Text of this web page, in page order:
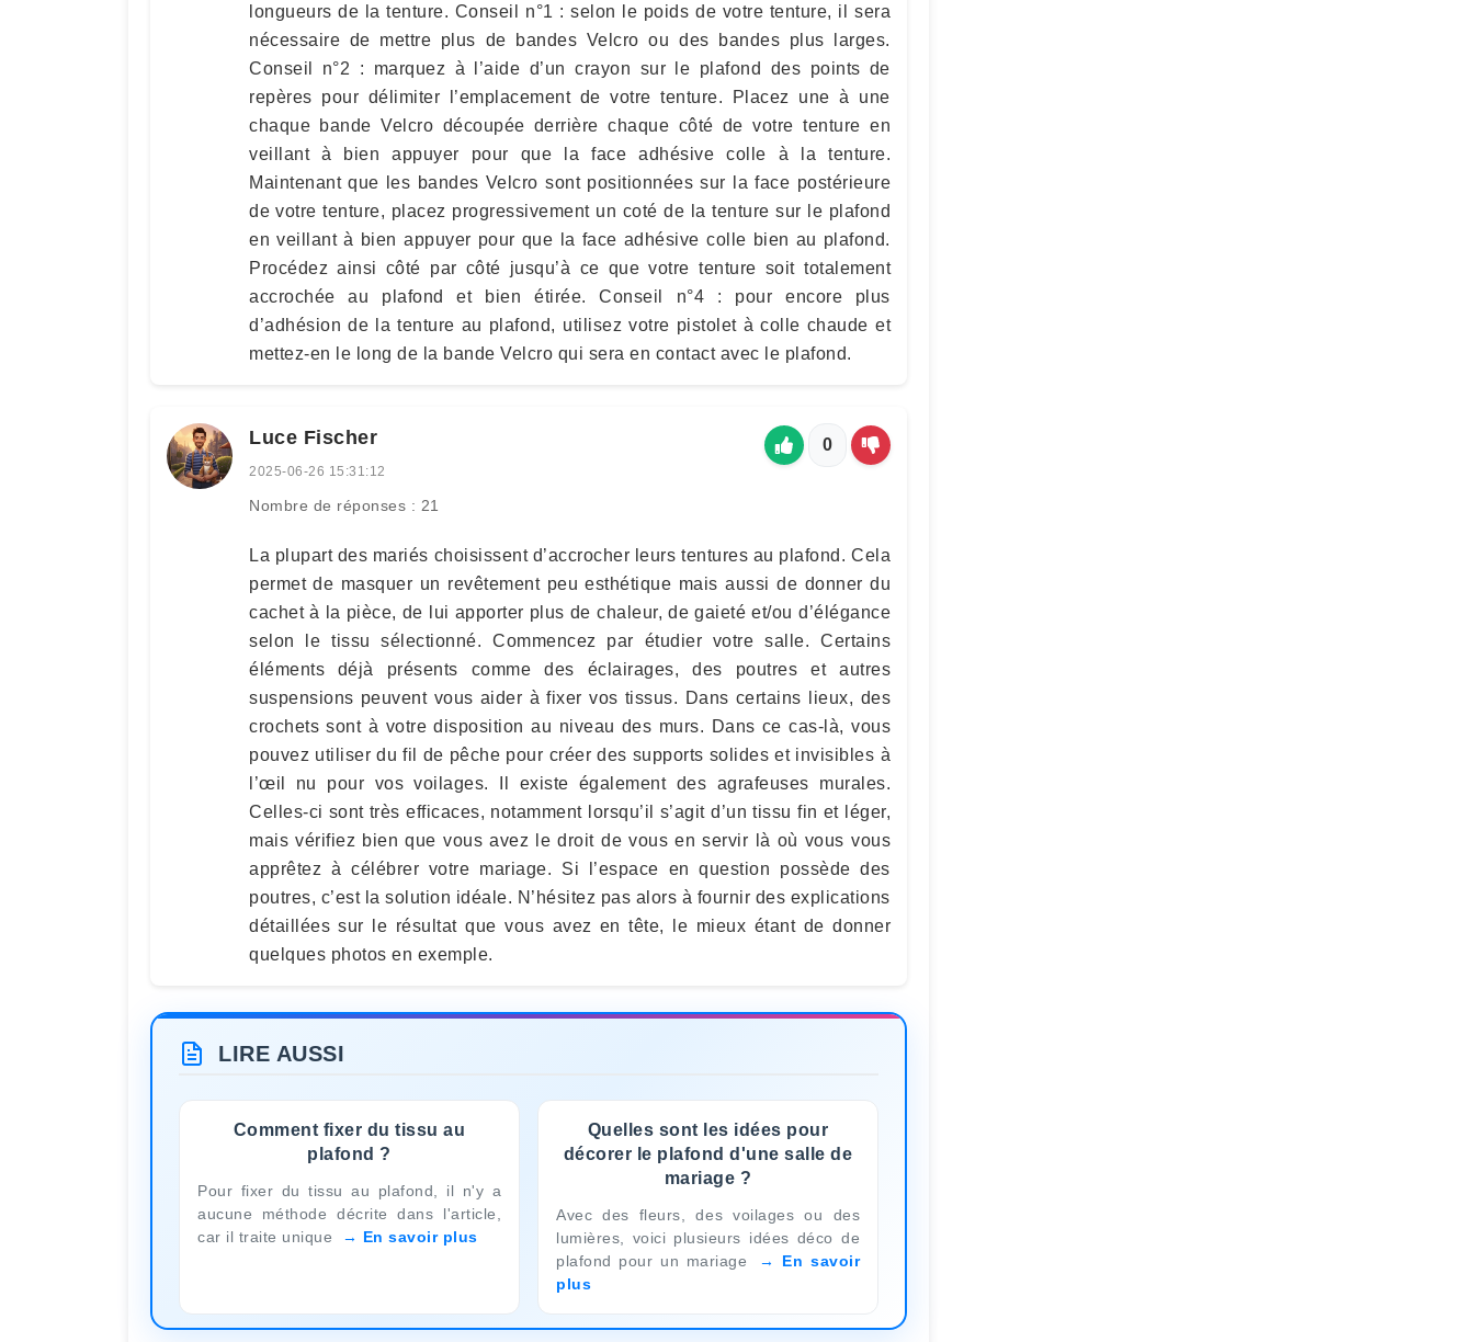
longueurs de la tenture. Conseil n°1 : selon le poids de votre tenture, il sera
nécessaire de mettre plus de bandes Velcro ou des bandes plus larges.
Conseil n°2 : marquez à l’aide d’un crayon sur le plafond des points de
repères pour délimiter l’emplacement de votre tenture. Placez une à une
chaque bande Velcro découpée derrière chaque côté de votre tenture en
veillant à bien appuyer pour que la face adhésive colle à la tenture.
Maintenant que les bandes Velcro sont positionnées sur la face postérieure
de votre tenture, placez progressivement un coté de la tenture sur le plafond
en veillant à bien appuyer pour que la face adhésive colle bien au plafond.
Procédez ainsi côté par côté jusqu’à ce que votre tenture soit totalement
accrochée au plafond et bien étirée. Conseil n°4 : pour encore plus
d’adhésion de la tenture au plafond, utilisez votre pistolet à colle chaude et
mettez-en le long de la bande Velcro qui sera en contact avec le plafond.
Luce Fischer
2025-06-26 15:31:12
Nombre de réponses : 21
0
La plupart des mariés choisissent d’accrocher leurs tentures au plafond. Cela
permet de masquer un revêtement peu esthétique mais aussi de donner du
cachet à la pièce, de lui apporter plus de chaleur, de gaieté et/ou d’élégance
selon le tissu sélectionné. Commencez par étudier votre salle. Certains
éléments déjà présents comme des éclairages, des poutres et autres
suspensions peuvent vous aider à fixer vos tissus. Dans certains lieux, des
crochets sont à votre disposition au niveau des murs. Dans ce cas-là, vous
pouvez utiliser du fil de pêche pour créer des supports solides et invisibles à
l’œil nu pour vos voilages. Il existe également des agrafeuses murales.
Celles-ci sont très efficaces, notamment lorsqu’il s’agit d’un tissu fin et léger,
mais vérifiez bien que vous avez le droit de vous en servir là où vous vous
apprêtez à célébrer votre mariage. Si l’espace en question possède des
poutres, c’est la solution idéale. N’hésitez pas alors à fournir des explications
détaillées sur le résultat que vous avez en tête, le mieux étant de donner
quelques photos en exemple.
LIRE AUSSI
Comment fixer du tissu au
plafond ?
Pour fixer du tissu au plafond, il n'y a
aucune méthode décrite dans l'article,
car il traite unique
En savoir plus
Quelles sont les idées pour
décorer le plafond d'une salle de
mariage ?
Avec des fleurs, des voilages ou des
lumières, voici plusieurs idées déco de
plafond pour un mariage
En savoir
plus